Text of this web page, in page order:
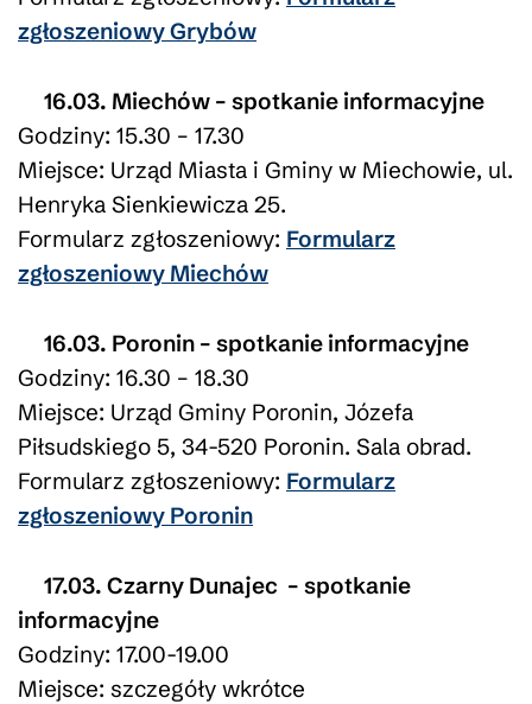
zgłoszeniowy Grybów
16.03. Miechów – spotkanie informacyjne
Godziny: 15.30 – 17.30
Miejsce: Urząd Miasta i Gminy w Miechowie, ul.
Henryka Sienkiewicza 25.
Formularz zgłoszeniowy: Formularz
zgłoszeniowy Miechów
16.03. Poronin – spotkanie informacyjne
Godziny: 16.30 – 18.30
Miejsce: Urząd Gminy Poronin, Józefa
Piłsudskiego 5, 34-520 Poronin. Sala obrad.
Formularz zgłoszeniowy: Formularz
zgłoszeniowy Poronin
17.03. Czarny Dunajec – spotkanie
informacyjne
Godziny: 17.00-19.00
Miejsce: szczegóły wkrótce